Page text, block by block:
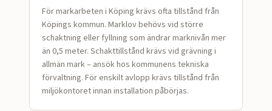
För markarbeten i Köping krävs ofta tillstånd från
Köpings kommun. Marklov behövs vid större
schaktning eller fyllning som ändrar marknivån mer
än 0,5 meter. Schakttillstånd krävs vid grävning i
allmän mark – ansök hos kommunens tekniska
förvaltning. För enskilt avlopp krävs tillstånd från
miljökontoret innan installation påbörjas.